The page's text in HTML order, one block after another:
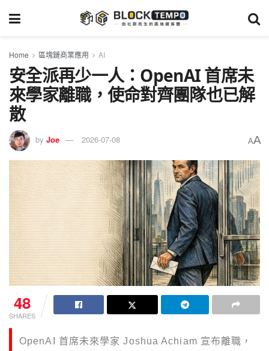
Home 區塊鏈商業應用 AI
安全派再少一人：OpenAI 首席未
來學家離職，使命對齊團隊也已解
散
by Joe 2026-07-08 AA
48
SHARES
OpenAI 首席未來學家 Joshua Achiam 宣布離職，